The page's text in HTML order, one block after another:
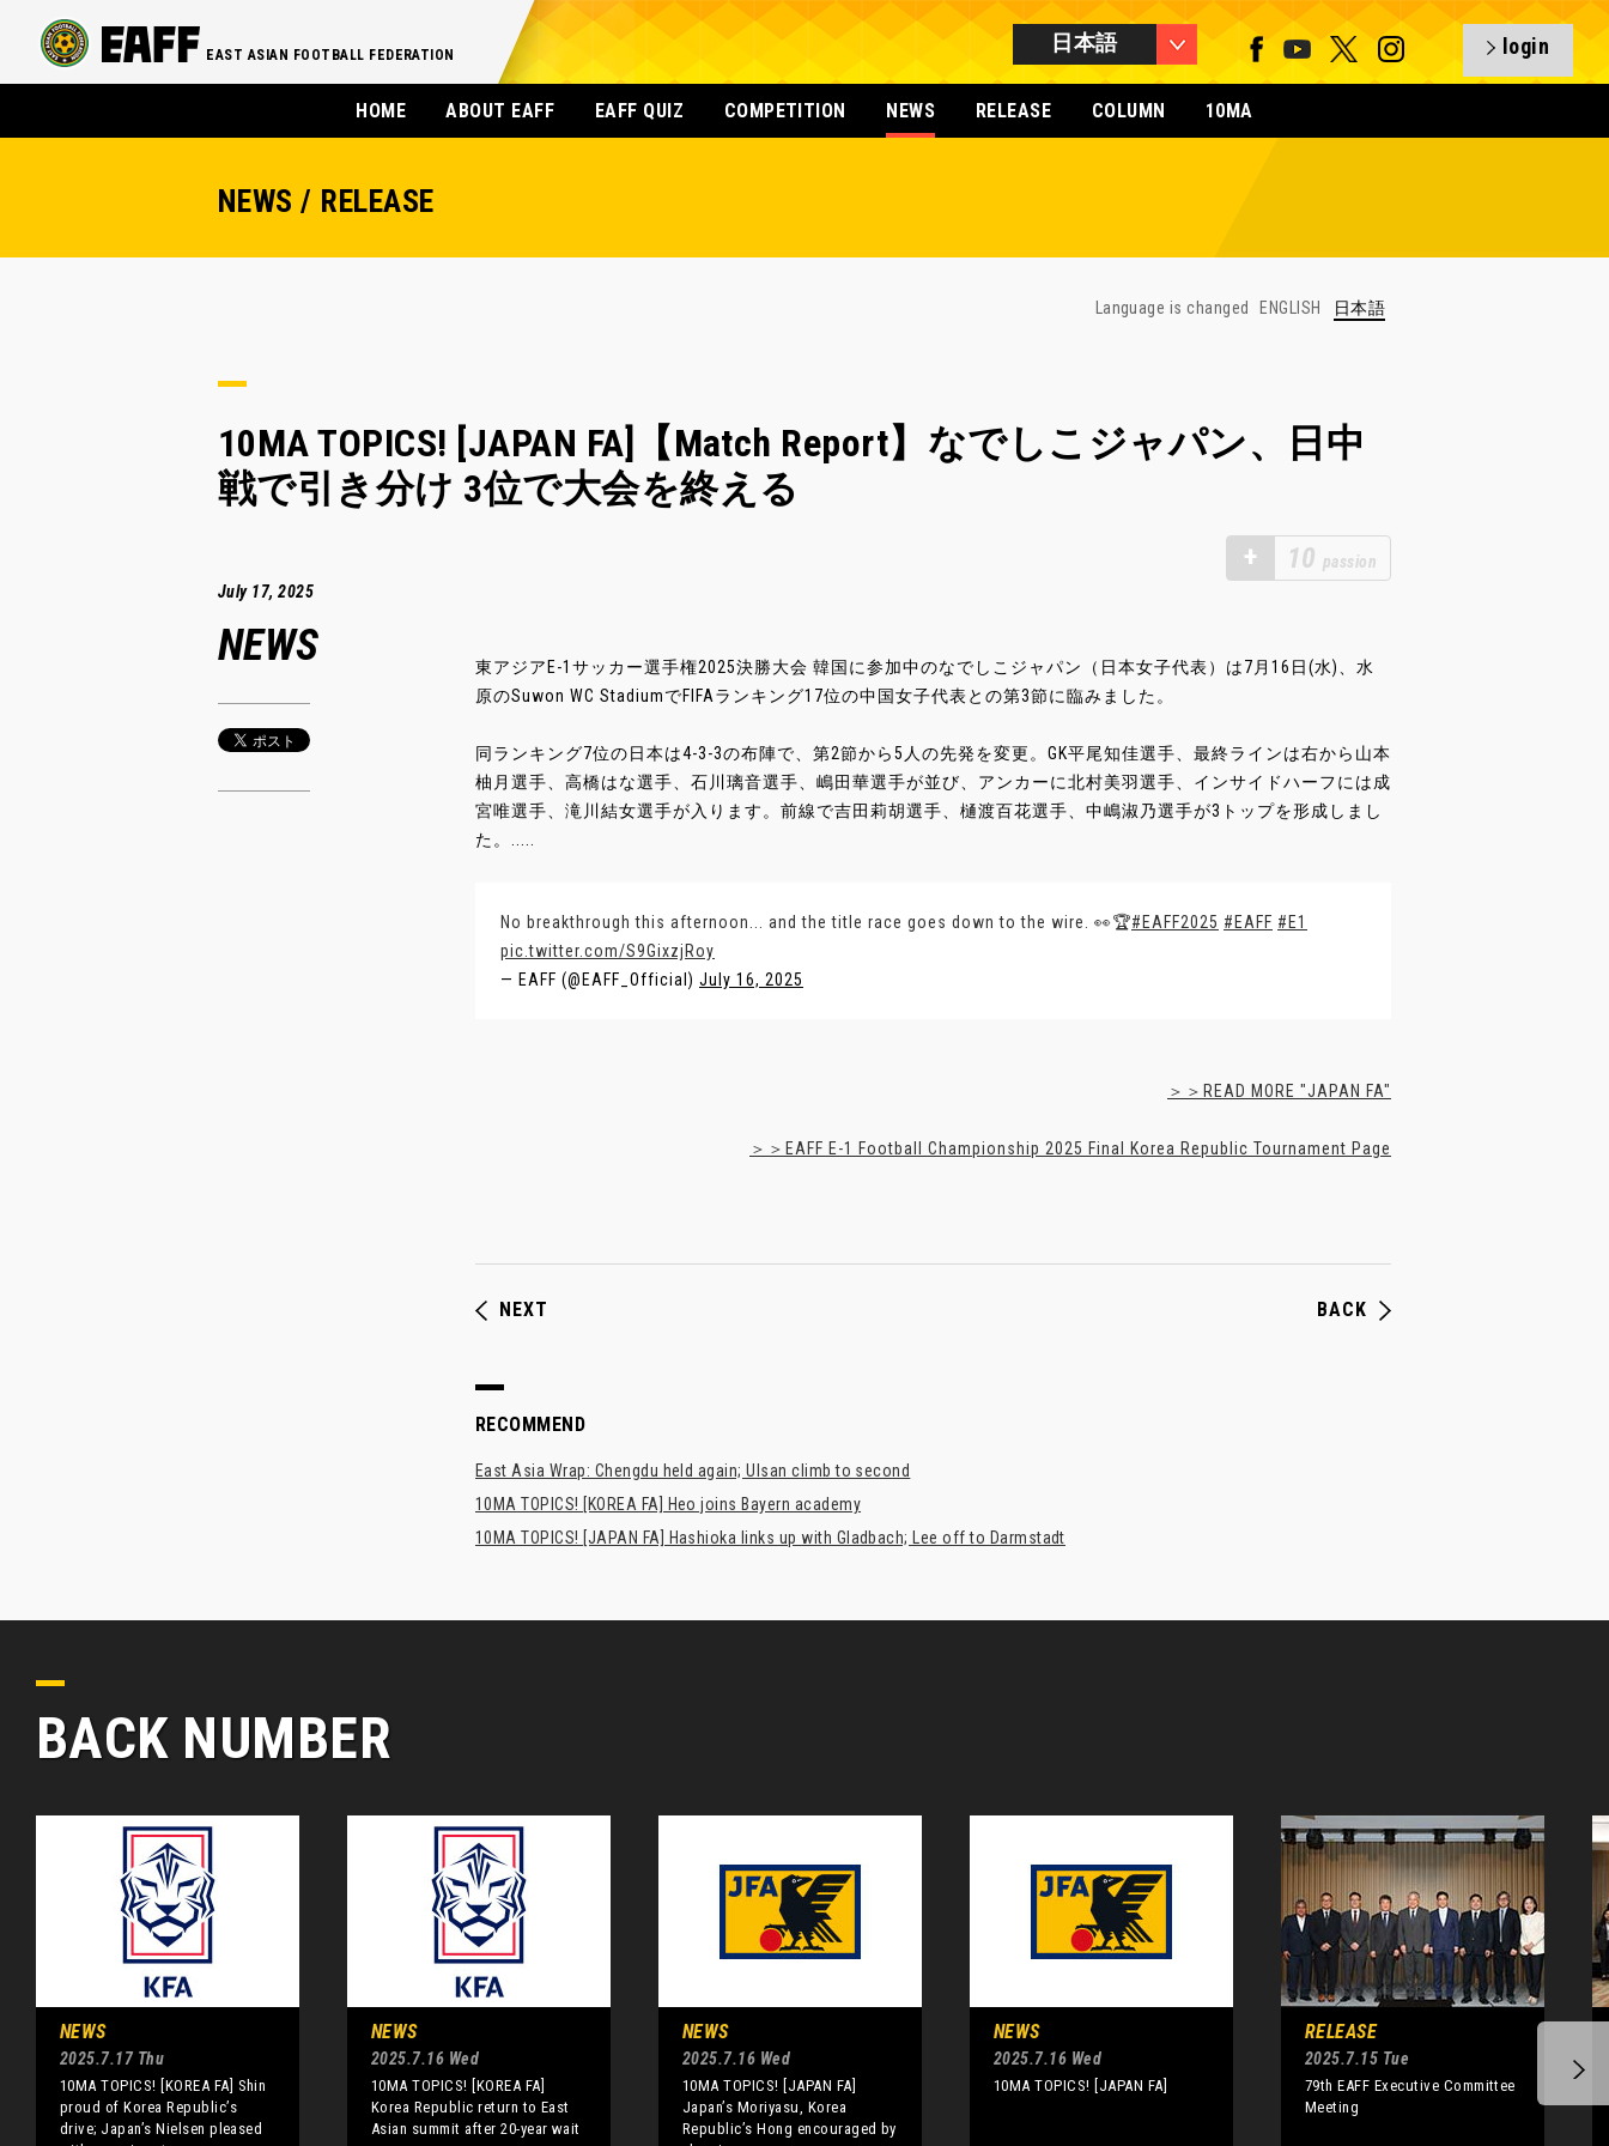
EAST ASIAN FOOTBALL FEDERATION 日本語 login
HOME ABOUT EAFF EAFF QUIZ COMPETITION NEWS RELEASE COLUMN 10MA
NEWS / RELEASE
Language is changed ENGLISH 日本語
10MA TOPICS! [JAPAN FA]【Match Report】なでしこジャパン、日中
戦で引き分け 3位で大会を終える
+ 10 passion
July 17, 2025
NEWS
東アジアE-1サッカー選手権2025決勝大会 韓国に参加中のなでしこジャパン（日本女子代表）は7月16日(水)、水
原のSuwon WC StadiumでFIFAランキング17位の中国女子代表との第3節に臨みました。
同ランキング7位の日本は4-3-3の布陣で、第2節から5人の先発を変更。GK平尾知佳選手、最終ラインは右から山本
柚月選手、高橋はな選手、石川璃音選手、嶋田華選手が並び、アンカーに北村美羽選手、インサイドハーフには成
宮唯選手、滝川結女選手が入ります。前線で吉田莉胡選手、樋渡百花選手、中嶋淑乃選手が3トップを形成しまし
た。.....
No breakthrough this afternoon... and the title race goes down to the wire. 👀🏆#EAFF2025 #EAFF #E1
pic.twitter.com/S9GixzjRoy
— EAFF (@EAFF_Official) July 16, 2025
＞＞READ MORE "JAPAN FA"
＞＞EAFF E-1 Football Championship 2025 Final Korea Republic Tournament Page
NEXT BACK
RECOMMEND
East Asia Wrap: Chengdu held again; Ulsan climb to second
10MA TOPICS! [KOREA FA] Heo joins Bayern academy
10MA TOPICS! [JAPAN FA] Hashioka links up with Gladbach; Lee off to Darmstadt
BACK NUMBER
NEWS
2025.7.17 Thu
10MA TOPICS! [KOREA FA] Shin
proud of Korea Republic’s
drive; Japan’s Nielsen pleased
NEWS
2025.7.16 Wed
10MA TOPICS! [KOREA FA]
Korea Republic return to East
Asian summit after 20-year wait
NEWS
2025.7.16 Wed
10MA TOPICS! [JAPAN FA]
Japan’s Moriyasu, Korea
Republic’s Hong encouraged by
NEWS
2025.7.16 Wed
10MA TOPICS! [JAPAN FA]
RELEASE
2025.7.15 Tue
79th EAFF Executive Committee
Meeting